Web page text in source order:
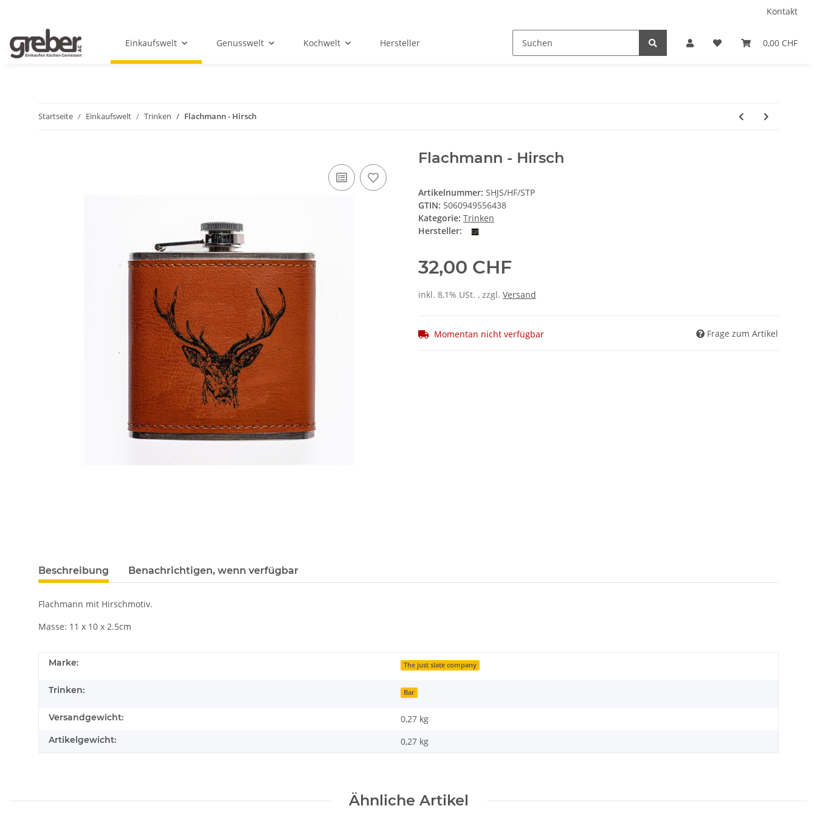
Kontakt
0,00 CHF
Einkaufswelt Genusswelt Kochwelt Hersteller
Startseite Einkaufswelt Trinken Flachmann - Hirsch
Flachmann - Hirsch
Artikelnummer: SHJS/HF/STP
GTIN: 5060949556438
Kategorie: Trinken
Hersteller:
32,00 CHF
inkl. 8,1% USt. , zzgl. Versand
Momentan nicht verfügbar Frage zum Artikel
Beschreibung Benachrichtigen, wenn verfügbar
Flachmann mit Hirschmotiv.
Masse: 11 x 10 x 2.5cm
Marke: The just slate company
Trinken: Bar
Versandgewicht: 0,27 kg
Artikelgewicht: 0,27 kg
Ähnliche Artikel